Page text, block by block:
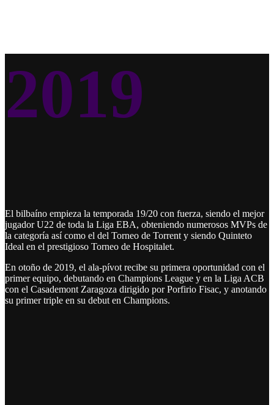
2019
El bilbaíno empieza la temporada 19/20 con fuerza, siendo el mejor
jugador U22 de toda la Liga EBA, obteniendo numerosos MVPs de
la categoría así como el del Torneo de Torrent y siendo Quinteto
Ideal en el prestigioso Torneo de Hospitalet.
En otoño de 2019, el ala-pívot recibe su primera oportunidad con el
primer equipo, debutando en Champions League y en la Liga ACB
con el Casademont Zaragoza dirigido por Porfirio Fisac, y anotando
su primer triple en su debut en Champions.